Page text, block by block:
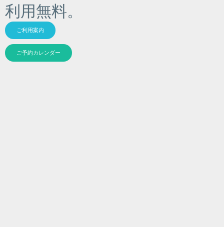
利用無料。
ご利用案内
ご予約カレンダー